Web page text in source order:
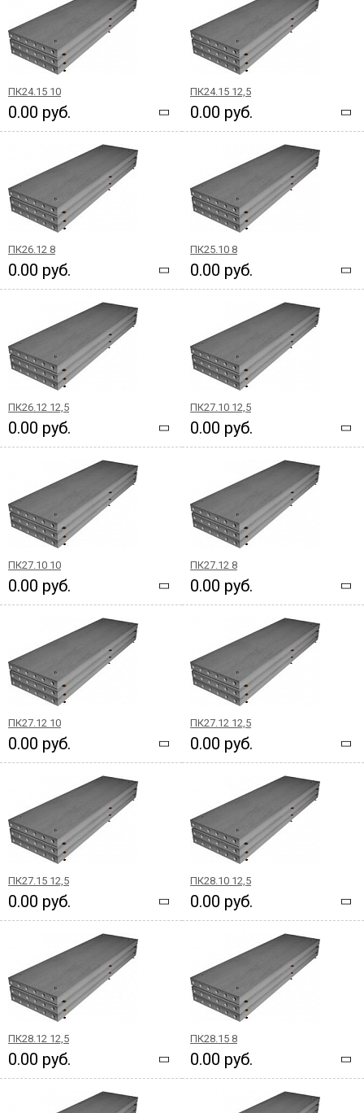
ПК24.15 10
0.00 руб.
ПК24.15 12,5
0.00 руб.
ПК26.12 8
0.00 руб.
ПК25.10 8
0.00 руб.
ПК26.12 12,5
0.00 руб.
ПК27.10 12,5
0.00 руб.
ПК27.10 10
0.00 руб.
ПК27.12 8
0.00 руб.
ПК27.12 10
0.00 руб.
ПК27.12 12,5
0.00 руб.
ПК27.15 12,5
0.00 руб.
ПК28.10 12,5
0.00 руб.
ПК28.12 12,5
0.00 руб.
ПК28.15 8
0.00 руб.